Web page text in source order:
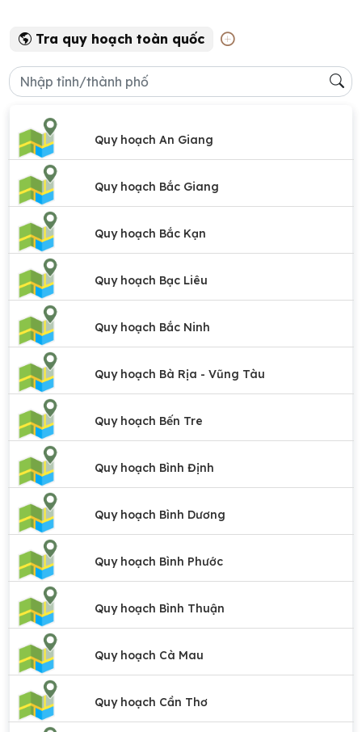
Tra quy hoạch toàn quốc
Quy hoạch An Giang
Quy hoạch Bắc Giang
Quy hoạch Bắc Kạn
Quy hoạch Bạc Liêu
Quy hoạch Bắc Ninh
Quy hoạch Bà Rịa - Vũng Tàu
Quy hoạch Bến Tre
Quy hoạch Bình Định
Quy hoạch Bình Dương
Quy hoạch Bình Phước
Quy hoạch Bình Thuận
Quy hoạch Cà Mau
Quy hoạch Cần Thơ